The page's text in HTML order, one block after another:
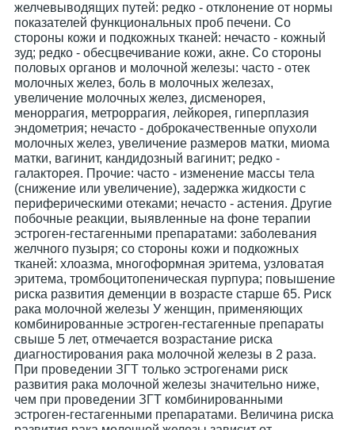
желчевыводящих путей: редко - отклонение от нормы
показателей функциональных проб печени. Со
стороны кожи и подкожных тканей: нечасто - кожный
зуд; редко - обесцвечивание кожи, акне. Со стороны
половых органов и молочной железы: часто - отек
молочных желез, боль в молочных железах,
увеличение молочных желез, дисменорея,
меноррагия, метроррагия, лейкорея, гиперплазия
эндометрия; нечасто - доброкачественные опухоли
молочных желез, увеличение размеров матки, миома
матки, вагинит, кандидозный вагинит; редко -
галакторея. Прочие: часто - изменение массы тела
(снижение или увеличение), задержка жидкости с
периферическими отеками; нечасто - астения. Другие
побочные реакции, выявленные на фоне терапии
эстроген-гестагенными препаратами: заболевания
желчного пузыря; со стороны кожи и подкожных
тканей: хлоазма, многоформная эритема, узловатая
эритема, тромбоцитопеническая пурпура; повышение
риска развития деменции в возрасте старше 65. Риск
рака молочной железы У женщин, применяющих
комбинированные эстроген-гестагенные препараты
свыше 5 лет, отмечается возрастание риска
диагностирования рака молочной железы в 2 раза.
При проведении ЗГТ только эстрогенами риск
развития рака молочной железы значительно ниже,
чем при проведении ЗГТ комбинированными
эстроген-гестагенными препаратами. Величина риска